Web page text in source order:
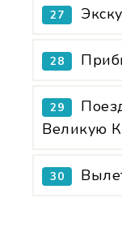
27
28
29
Великую
30